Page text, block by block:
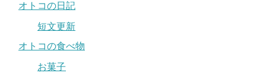
オトコの日記
短文更新
オトコの食べ物
お菓子